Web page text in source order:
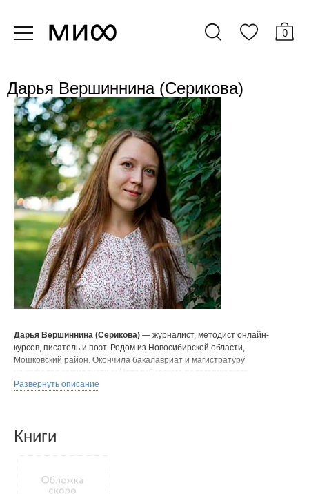
0
Дарья Вершиннина (Серикова)
Дарья Вершиннина (Серикова) — журналист, методист онлайн-
курсов, писатель и поэт. Родом из Новосибирской области,
Мошковский район. Окончила бакалавриат и магистратуру
на кафедре журналистики Новосибирского педагогического
университета. Член народного коллектива самодеятельного
Развернуть описание
Книги